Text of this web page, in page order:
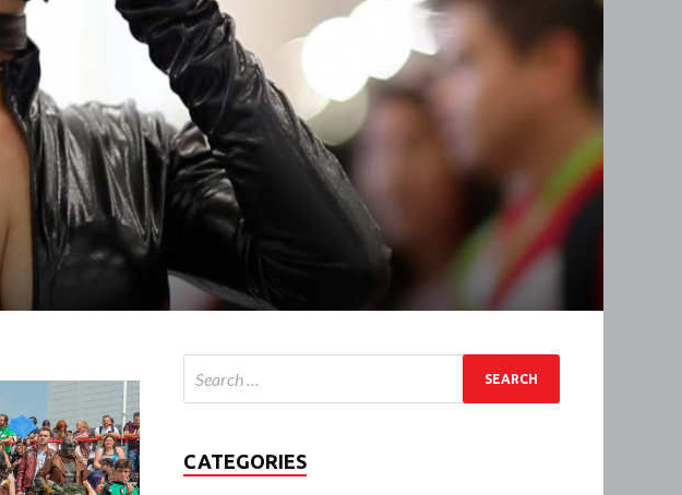
CATEGORIES